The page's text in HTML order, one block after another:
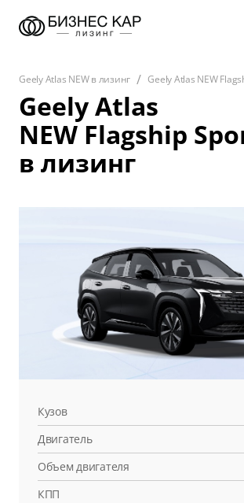
Geely Atlas NEW в лизинг Geely Atlas NEW
Geely Atlas
NEW Flagship
в лизинг
Кузов
Двигатель
Объем двигателя
КПП